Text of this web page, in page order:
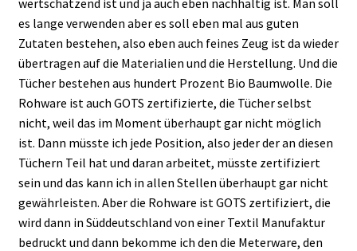
es lange verwenden aber es soll eben mal aus guten
Zutaten bestehen, also eben auch feines Zeug ist da wieder
übertragen auf die Materialien und die Herstellung. Und die
Tücher bestehen aus hundert Prozent Bio Baumwolle. Die
Rohware ist auch GOTS zertifizierte, die Tücher selbst
nicht, weil das im Moment überhaupt gar nicht möglich
ist. Dann müsste ich jede Position, also jeder der an diesen
Tüchern Teil hat und daran arbeitet, müsste zertifiziert
sein und das kann ich in allen Stellen überhaupt gar nicht
gewährleisten. Aber die Rohware ist GOTS zertifiziert, die
wird dann in Süddeutschland von einer Textil Manufaktur
bedruckt und dann bekomme ich den die Meterware, den